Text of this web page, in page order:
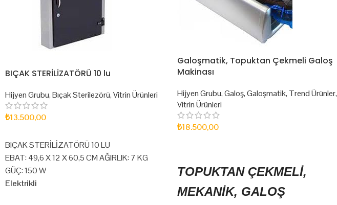
BIÇAK STERİLİZATÖRÜ 10 lu
Hijyen Grubu,Bıçak Sterilezörü,Vitrin Ürünleri
₺13.500,00
BIÇAK STERİLİZATÖRÜ 10 LU
EBAT: 49,6 X 12 X 60,5 CM AĞIRLIK: 7 KG
GÜÇ: 150 W
Elektrikli
Galoşmatik, Topuktan Çekmeli Galoş
Makinası
Hijyen Grubu,Galoş,Galoşmatik, Trend Ürünler,
Vitrin Ürünleri
₺18.500,00
TOPUKTAN ÇEKMELİ,
MEKANİK, GALOŞ